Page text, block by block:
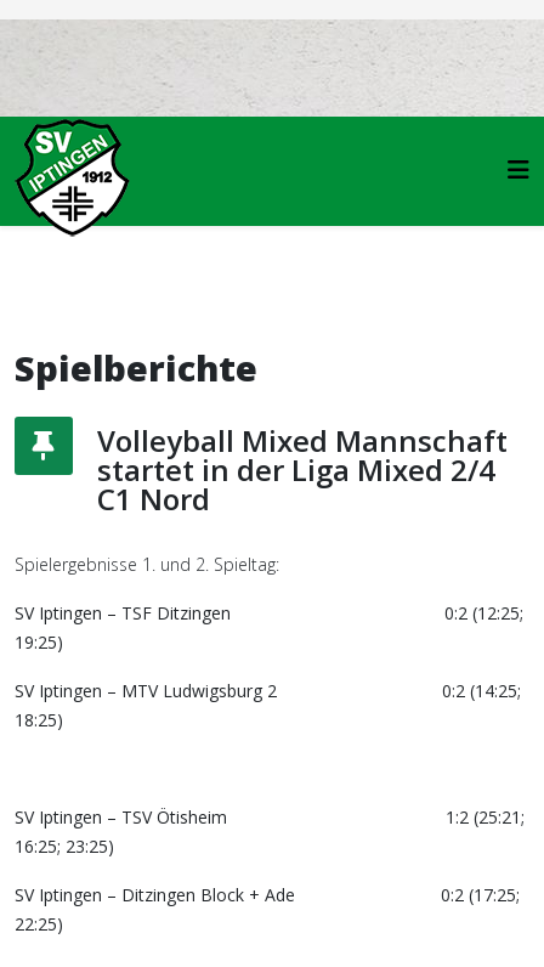
Spielberichte
Volleyball Mixed Mannschaft
startet in der Liga Mixed 2/4
C1 Nord
Spielergebnisse 1. und 2. Spieltag:
SV Iptingen – TSF Ditzingen
0:2 (12:25;
19:25)
SV Iptingen – MTV Ludwigsburg 2
0:2 (14:25;
18:25)
SV Iptingen – TSV Ötisheim
1:2 (25:21;
16:25; 23:25)
SV Iptingen – Ditzingen Block + Ade
0:2 (17:25;
22:25)